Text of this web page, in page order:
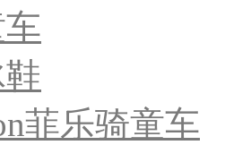
菲乐骑童车